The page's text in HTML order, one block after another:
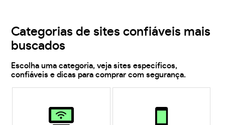
Categorias de sites confiáveis mais
buscados
Escolha uma categoria, veja sites específicos,
confiáveis e dicas para comprar com segurança.